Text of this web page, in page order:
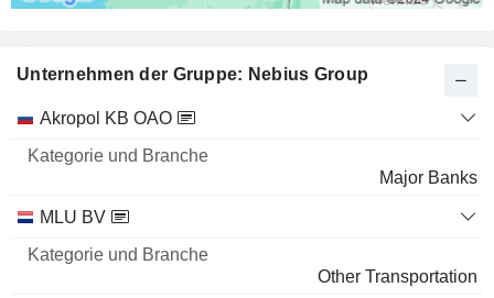
Unternehmen der Gruppe: Nebius Group
Name
Kategorie
Branche
Akropol KB OAO
Major Banks
MLU BV
Other Transportation